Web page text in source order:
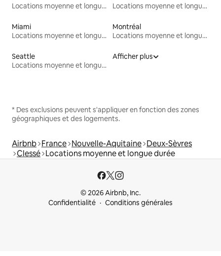
Locations moyenne et longue durée
Locations moyenne et longue durée
Miami
Locations moyenne et longue durée
Montréal
Locations moyenne et longue durée
Seattle
Locations moyenne et longue durée
Afficher plus
* Des exclusions peuvent s'appliquer en fonction des zones
géographiques et des logements.
Airbnb France Nouvelle-Aquitaine Deux-Sèvres
Clessé Locations moyenne et longue durée
© 2026 Airbnb, Inc.
Confidentialité
Conditions générales